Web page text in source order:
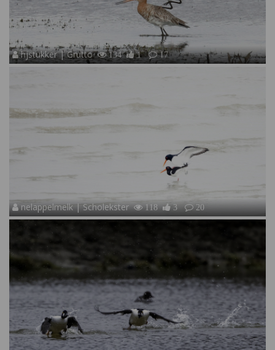
hjstukker | Grutto 134 1 17
nelappelmelk | Scholekster 118 3 20